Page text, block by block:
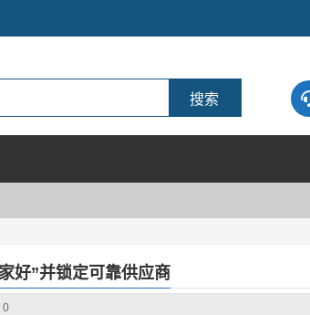
好”并锁定可靠供应商
0